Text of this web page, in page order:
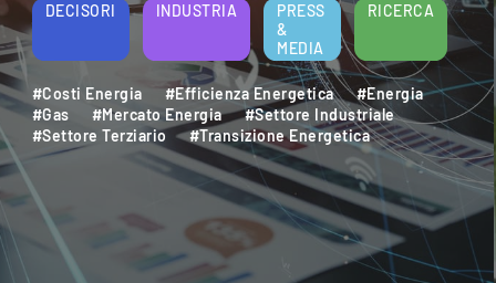
DECISORI INDUSTRIA
PRESS
&
MEDIA
RICERCA
#Costi Energia #Efficienza Energetica
#Energia
#Gas
#Mercato Energia
#Settore Industriale
#Settore Terziario
#Transizione Energetica